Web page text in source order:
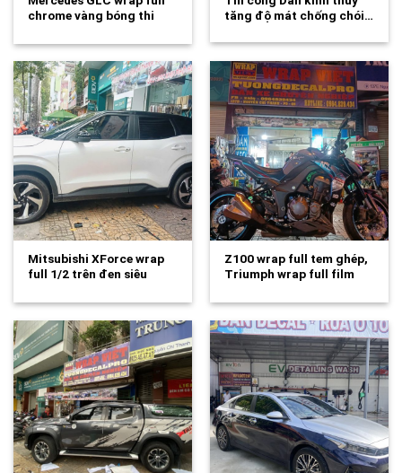
chrome vàng bóng thi
tăng độ mát chống chói…
Mitsubishi XForce wrap
full 1/2 trên đen siêu
Z100 wrap full tem ghép,
Triumph wrap full film